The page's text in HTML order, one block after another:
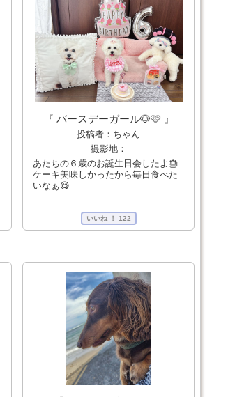
『 バースデーガール🐶🩷 』
投稿者：ちゃん
撮影地：
あたちの６歳のお誕生日会したよ🎂
ケーキ美味しかったから毎日食べた
いなぁ😋
いいね ！ 122